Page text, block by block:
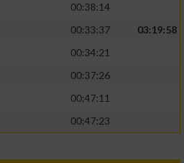
00:38:14
00:33:37
03:19:58
00:34:21
00:37:26
00:47:11
00:47:23